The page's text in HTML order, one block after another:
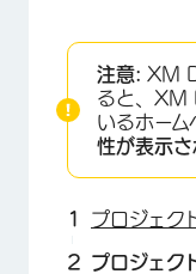
注意: XM
ると、XM
いるホーム
性が表示さ
プロジェク
プロジェク